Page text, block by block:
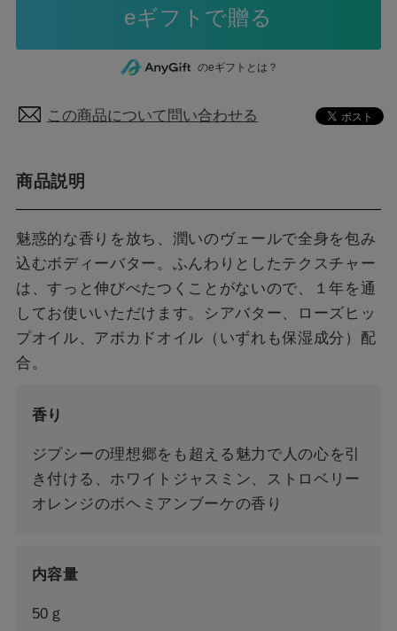
のeギフトとは？
この商品について問い合わせる
商品説明
魅惑的な香りを放ち、潤いのヴェールで全身を包み
込むボディーバター。ふんわりとしたテクスチャー
は、すっと伸びべたつくことがないので、１年を通
してお使いいただけます。シアバター、ローズヒッ
プオイル、アボカドオイル（いずれも保湿成分）配
合。
香り
ジプシーの理想郷をも超える魅力で人の心を引
き付ける、ホワイトジャスミン、ストロベリー
オレンジのボヘミアンブーケの香り
内容量
50ｇ